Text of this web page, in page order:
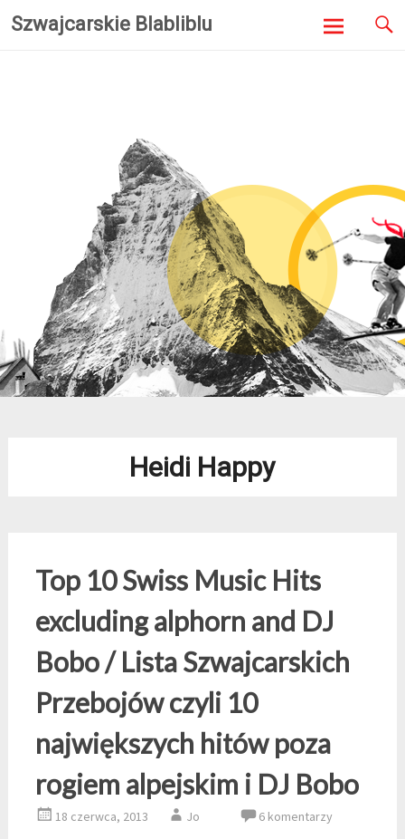
Szwajcarskie Blabliblu
Heidi Happy
Top 10 Swiss Music Hits
excluding alphorn and DJ
Bobo / Lista Szwajcarskich
Przebojów czyli 10
największych hitów poza
rogiem alpejskim i DJ Bobo
18 czerwca, 2013 Jo 6 komentarzy